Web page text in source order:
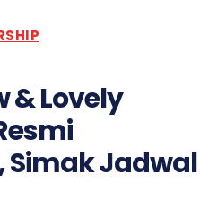
& Lovely
Simak Jadwal